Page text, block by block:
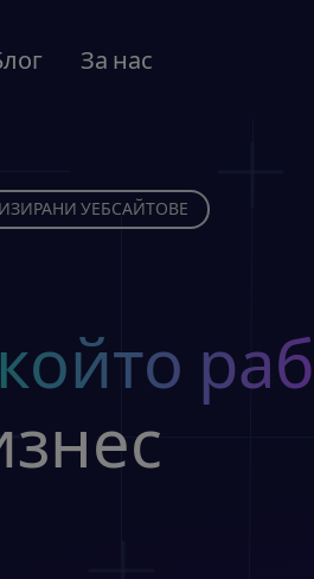
За нас
УЕБСАЙТОВЕ
който